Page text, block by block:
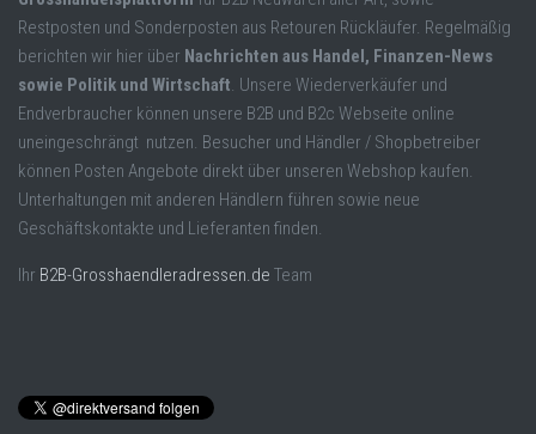
Restposten und Sonderposten aus Retouren Rückläufer. Regelmäßig
berichten wir hier über Nachrichten aus Handel, Finanzen-News
sowie Politik und Wirtschaft. Unsere Wiederverkäufer und
Endverbraucher können unsere B2B und B2c Webseite online
uneingeschrängt nutzen. Besucher und Händler / Shopbetreiber
können Posten Angebote direkt über unseren Webshop kaufen.
Unterhaltungen mit anderen Händlern führen sowie neue
Geschäftskontakte und Lieferanten finden.
Ihr B2B-Grosshaendleradressen.de Team